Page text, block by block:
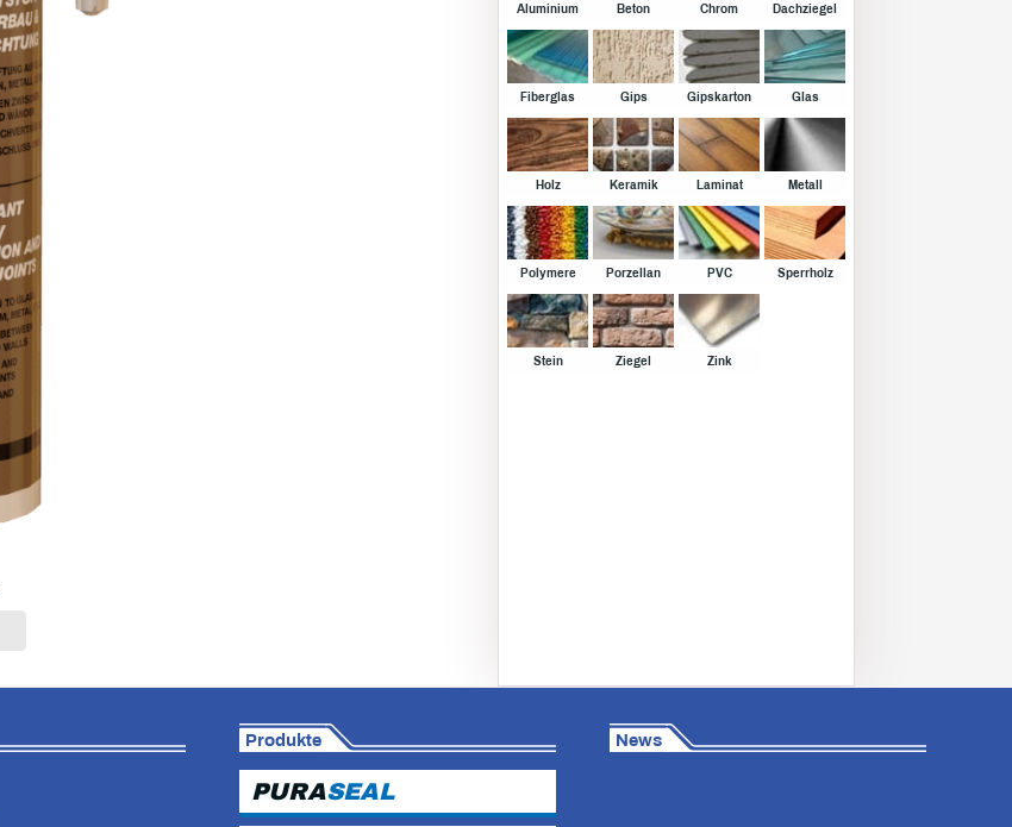
Aluminium Beton Chrom Dachziegel
Fiberglas Gips Gipskarton Glas
Holz Keramik Laminat Metall
Polymere Porzellan PVC Sperrholz
Stein Ziegel Zink
Produkte
PURASEAL
News